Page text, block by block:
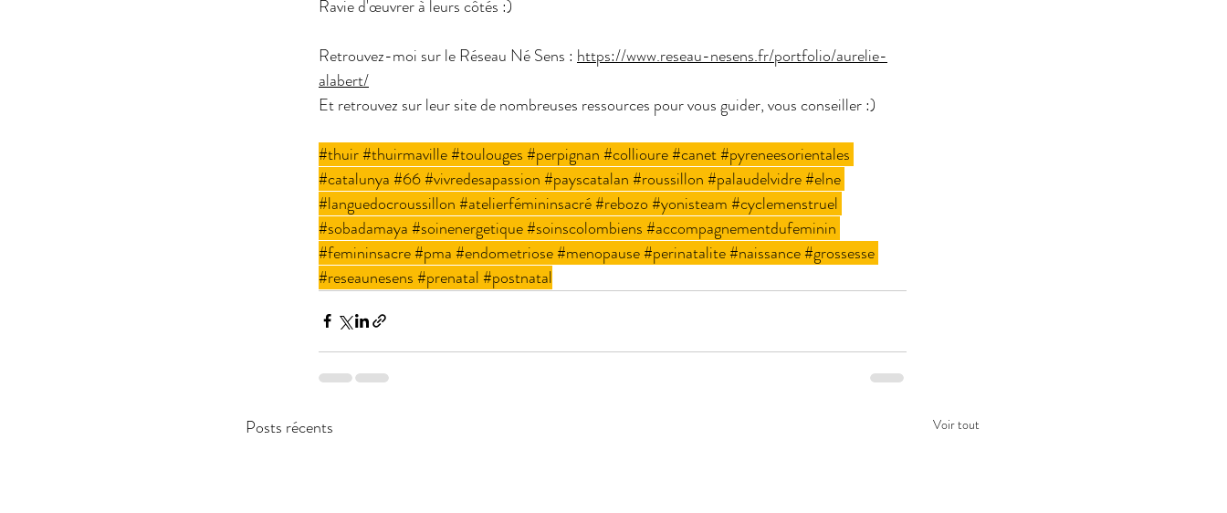
Ravie d'œuvrer à leurs côtés :)
Retrouvez-moi sur le Réseau Né Sens : https://www.reseau-nesens.fr/portfolio/aurelie-
alabert/
Et retrouvez sur leur site de nombreuses ressources pour vous guider, vous conseiller :)
#thuir#thuirmaville#toulouges#perpignan#collioure#canet#pyreneesorientales
#catalunya#66#vivredesapassion#payscatalan#roussillon#palaudelvidre#elne
#languedocroussillon#atelierfémininsacré#rebozo#yonisteam#cyclemenstruel
#sobadamaya#soinenergetique#soinscolombiens#accompagnementdufeminin
#femininsacre#pma#endometriose#menopause#perinatalite#naissance#grossesse
#reseaunesens#prenatal#postnatal
Posts récents Voir tout